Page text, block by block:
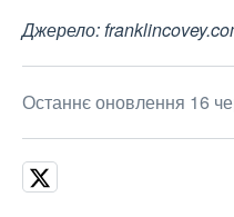
Джерело:
Останнє оновлення 16